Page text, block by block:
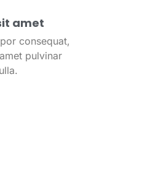
amet
consequat,
pulvinar